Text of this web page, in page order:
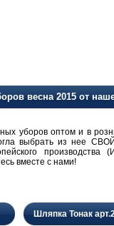
весна 2015 от
уборов оптом и в
выбрать из нее
вместе с нами!
Шляпка Тонак